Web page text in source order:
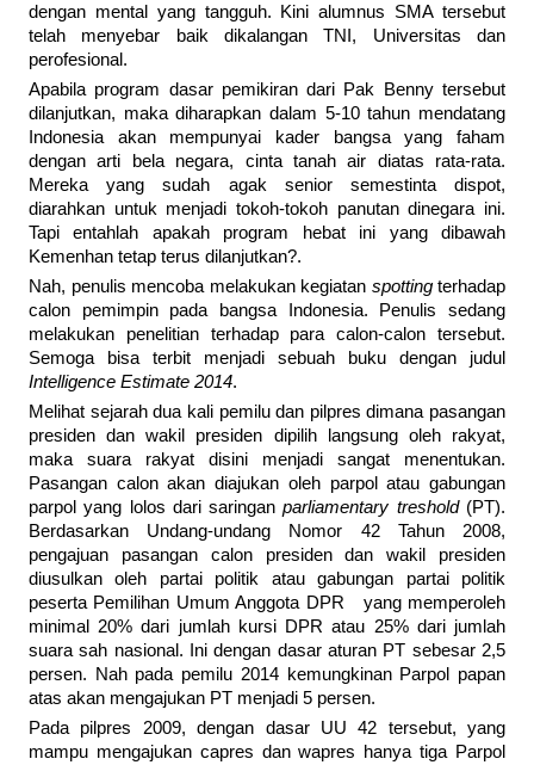
dengan mental yang tangguh. Kini alumnus SMA tersebut
telah menyebar baik dikalangan TNI, Universitas dan
perofesional.
Apabila program dasar pemikiran dari Pak Benny tersebut
dilanjutkan, maka diharapkan dalam 5-10 tahun mendatang
Indonesia akan mempunyai kader bangsa yang faham
dengan arti bela negara, cinta tanah air diatas rata-rata.
Mereka yang sudah agak senior semestinta dispot,
diarahkan untuk menjadi tokoh-tokoh panutan dinegara ini.
Tapi entahlah apakah program hebat ini yang dibawah
Kemenhan tetap terus dilanjutkan?.
Nah, penulis mencoba melakukan kegiatan spottingterhadap
calon pemimpin pada bangsa Indonesia. Penulis sedang
melakukan penelitian terhadap para calon-calon tersebut.
Semoga bisa terbit menjadi sebuah buku dengan judul
Intelligence Estimate 2014.
Melihat sejarah dua kali pemilu dan pilpres dimana pasangan
presiden dan wakil presiden dipilih langsung oleh rakyat,
maka suara rakyat disini menjadi sangat menentukan.
Pasangan calon akan diajukan oleh parpol atau gabungan
parpol yang lolos dari saringanparliamentary treshold(PT).
Berdasarkan Undang-undang Nomor 42 Tahun 2008,
pengajuan pasangan calon presiden dan wakil presiden
diusulkan oleh partai politik atau gabungan partai politik
peserta Pemilihan Umum Anggota DPR yang memperoleh
minimal 20% dari jumlah kursi DPR atau 25% dari jumlah
suara sah nasional. Ini dengan dasar aturan PT sebesar 2,5
persen. Nah pada pemilu 2014 kemungkinan Parpol papan
atas akan mengajukan PT menjadi 5 persen.
Pada pilpres 2009, dengan dasar UU 42 tersebut, yang
mampu mengajukan capres dan wapres hanya tiga Parpol